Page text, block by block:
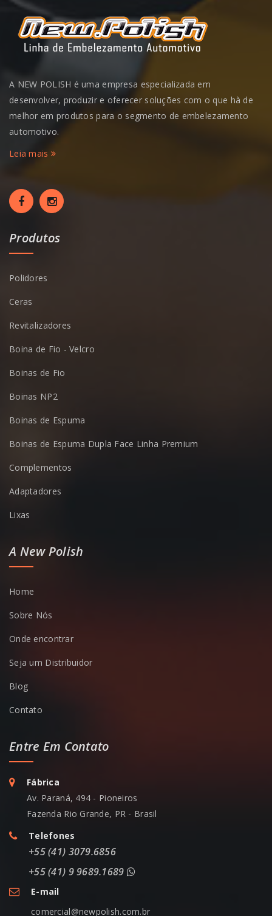
A NEW POLISH é uma empresa especializada em
desenvolver, produzir e oferecer soluções com o que hà de
melhor em produtos para o segmento de embelezamento
automotivo.
Leia mais
Produtos
Polidores
Ceras
Revitalizadores
Boina de Fio - Velcro
Boinas de Fio
Boinas NP2
Boinas de Espuma
Boinas de Espuma Dupla Face Linha Premium
Complementos
Adaptadores
Lixas
A New Polish
Home
Sobre Nós
Onde encontrar
Seja um Distribuidor
Blog
Contato
Entre Em Contato
Fábrica
Av. Paraná, 494 - Pioneiros
Fazenda Rio Grande, PR - Brasil
Telefones
+55 (41) 3079.6856
+55 (41) 9 9689.1689
E-mail
comercial@newpolish.com.br